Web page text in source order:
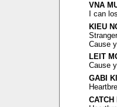
VNA
I can
KIEU
Cause
LEIT
Cause
GABI
CATCH